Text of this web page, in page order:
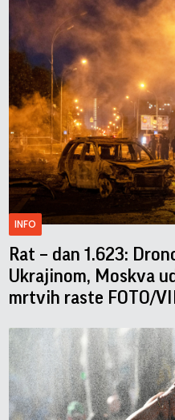
INFO
Rat – dan 1.623:
Ukrajinom, Moskva
mrtvih raste FOTO/